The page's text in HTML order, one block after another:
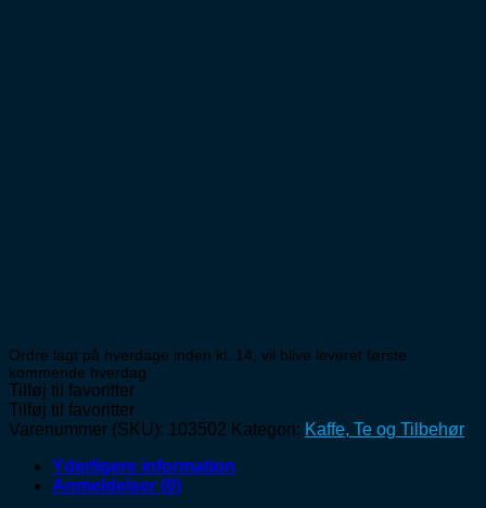
Ordre lagt på hverdage inden kl. 14, vil blive leveret første
kommende hverdag
Tilføj til favoritter
Tilføj til favoritter
Varenummer (SKU): 103502 Kategori: Kaffe, Te og Tilbehør
Yderligere information
Anmeldelser (0)